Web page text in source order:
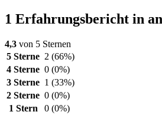
1 Erfahrungsbericht in
4,3 von 5 Sternen
5 Sterne 2 (66%)
4 Sterne 0 (0%)
3 Sterne 1 (33%)
2 Sterne 0 (0%)
1 Stern
0 (0%)